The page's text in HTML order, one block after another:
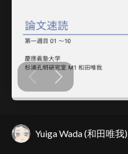
Yuiga Wada (和田唯我)